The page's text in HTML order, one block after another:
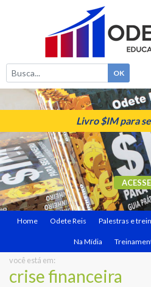
Livro $IM para
ACESSE
Home Odete Reis Palestras e
Na Mídia
você está em:
crise financeira